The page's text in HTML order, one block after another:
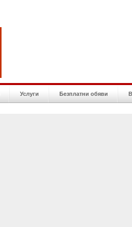
Услуги Безплатни обяви